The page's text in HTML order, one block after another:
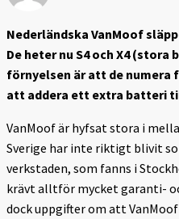
Nederländska VanMoof
De heter nu S4 och X4 (stora
förnyelsen är att de numera
att addera ett extra batteri
VanMoof är hyfsat stora i
Sverige har inte riktigt blivit
verkstaden, som fanns i
krävt alltför mycket garanti-
dock uppgifter om att